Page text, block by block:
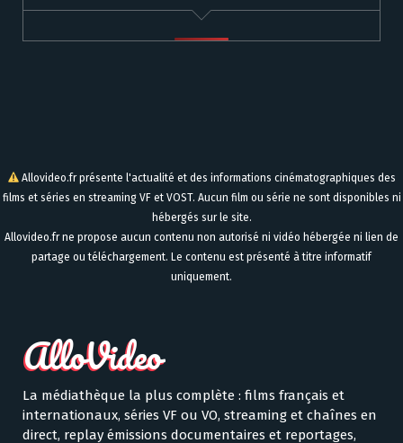
Allovideo.fr présente l'actualité et des informations cinématographiques des
films et séries en streaming VF et VOST. Aucun film ou série ne sont disponibles ni
hébergés sur le site.
Allovideo.fr ne propose aucun contenu non autorisé ni vidéo hébergée ni lien de
partage ou téléchargement. Le contenu est présenté à titre informatif
uniquement.
La médiathèque la plus complète : films français et
internationaux, séries VF ou VO, streaming et chaînes en
direct, replay émissions documentaires et reportages,